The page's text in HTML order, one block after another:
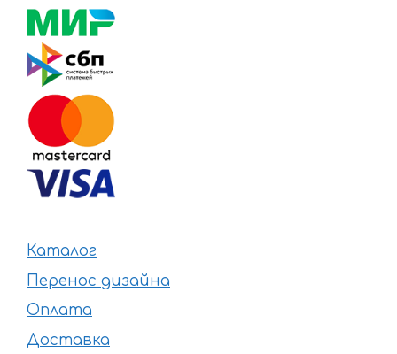
Каталог
Перенос дизайна
Оплата
Доставка